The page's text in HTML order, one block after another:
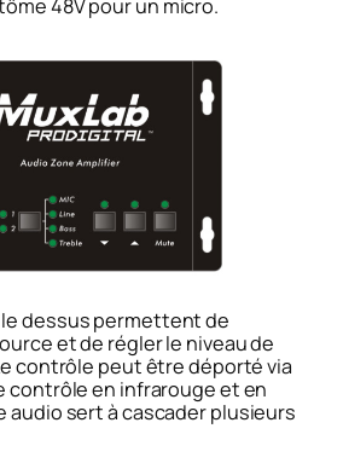
48V pour un micro.
dessus permettent de
et de régler le niveau de
contrôle peut être déporté via
contrôle en infrarouge et en
audio sert à cascader plusieurs